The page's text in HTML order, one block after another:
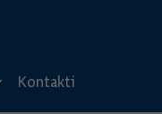
Kontakti